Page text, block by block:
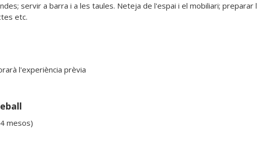
servir a barra i a les taules. Neteja de l'espai i el mobiliari; preparar
etc.
l'experiència prèvia
mesos)